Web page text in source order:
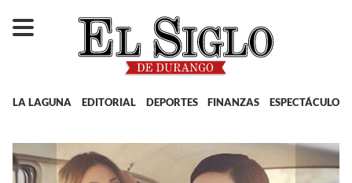
LA LAGUNA EDITORIAL DEPORTES FINANZAS ESPECTÁCULOS